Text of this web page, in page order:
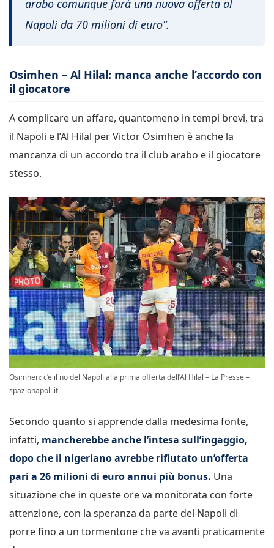
arabo comunque farà una nuova offerta al
Napoli da 70 milioni di euro”.
Osimhen – Al Hilal: manca anche l’accordo con
il giocatore
A complicare un affare, quantomeno in tempi brevi, tra
il Napoli e l’Al Hilal per Victor Osimhen è anche la
mancanza di un accordo tra il club arabo e il giocatore
stesso.
Osimhen: c’è il no del Napoli alla prima offerta dell’Al Hilal – La Presse –
spazionapoli.it
Secondo quanto si apprende dalla medesima fonte,
infatti, mancherebbe anche l’intesa sull’ingaggio,
dopo che il nigeriano avrebbe rifiutato un’offerta
pari a 26 milioni di euro annui più bonus. Una
situazione che in queste ore va monitorata con forte
attenzione, con la speranza da parte del Napoli di
porre fino a un tormentone che va avanti praticamente